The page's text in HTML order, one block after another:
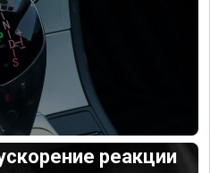
реакции